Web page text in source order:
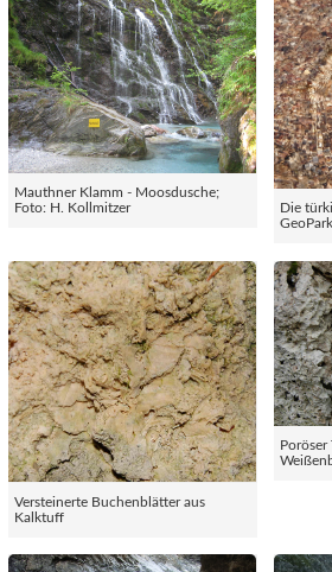
Mauthner Klamm - Moosdusche;
Foto: H. Kollmitzer
Die
GeoPark
Versteinerte Buchenblätter aus
Kalktuff